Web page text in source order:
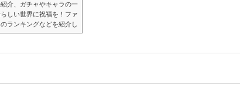
介、ガチャやキャラの一
しい世界に祝福を！ファ
ランキングなどを紹介し